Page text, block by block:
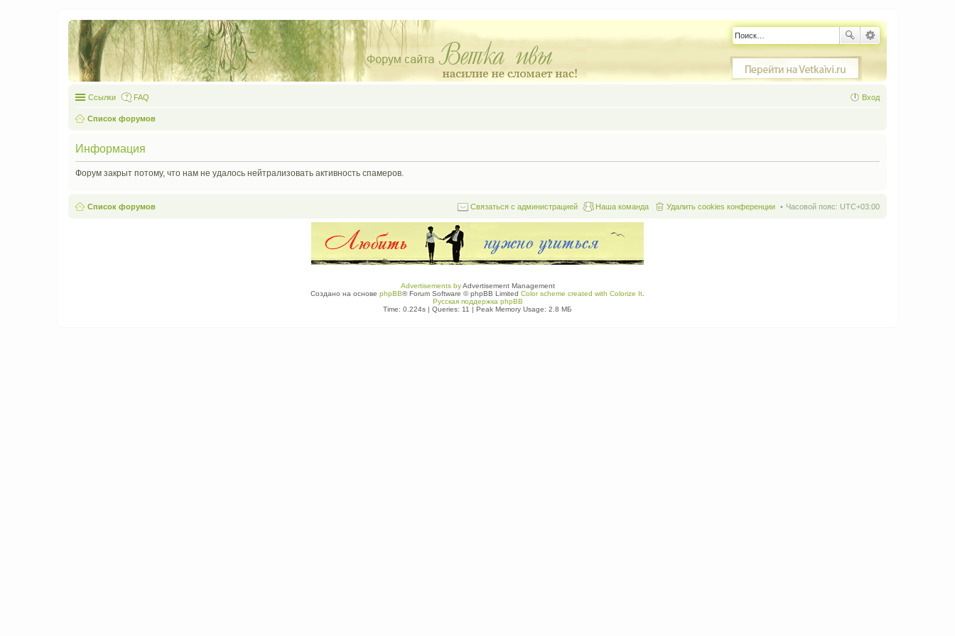
Ссылки FAQ Вход
Список форумов
Информация
Форум закрыт потому, что нам не удалось нейтрализовать активность спамеров.
Список форумов Часовой пояс: UTC+03:00
Удалить cookies конференции
Наша команда
Связаться с администрацией
Advertisements byAdvertisement Management
Создано на основе phpBB® Forum Software © phpBB Limited Color scheme created with Colorize It
Русская поддержка phpBB
Time: 0.224s | Queries: 11 | Peak Memory Usage: 2.8 МБ